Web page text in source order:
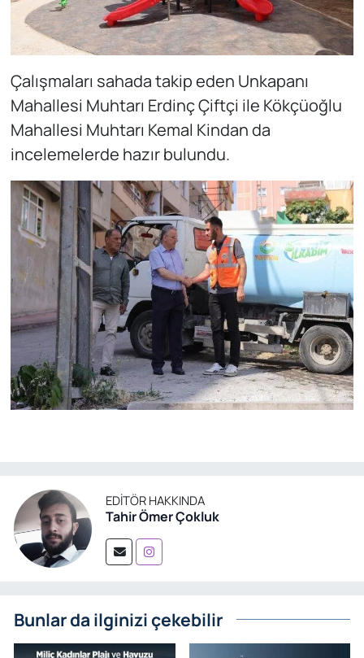
Çalışmaları sahada takip eden Unkapanı
Mahallesi Muhtarı Erdinç Çiftçi ile Kökçüoğlu
Mahallesi Muhtarı Kemal Kindan da
incelemelerde hazır bulundu.
EDITÖR HAKKINDA
Tahir Ömer Çokluk
Bunlar da ilginizi çekebilir